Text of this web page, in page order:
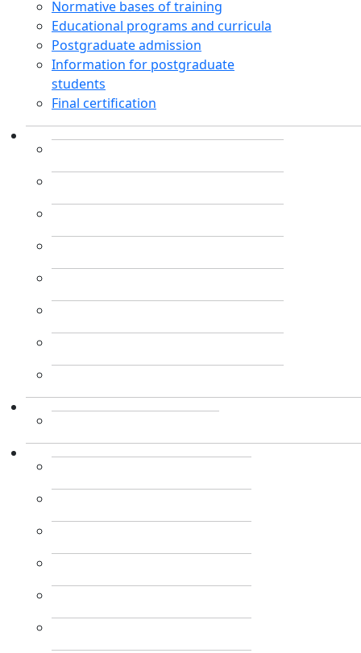
Normative bases of training
Educational programs and curricula
Postgraduate admission
Information for postgraduate
students
Final certification